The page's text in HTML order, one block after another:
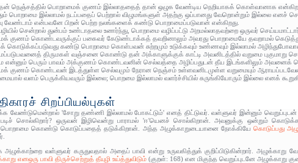
நெஞ்சத்தில் பொறாமைக் குணம் இல்லாததைத் தான் ஒழுக வேண்டிய நெறியாகக் கொள்வானாக
பொறாமை இல்லாமல் நடப்பதைப் பெற்றால் விழுமங்களுள் அதற்கு ஒப்பானது வேறொன்றும் இல்லை எனச்
வேண்டாம் என்பவனே பிறன் பெற்ற நலங்களைக் கண்டு பொறாமைப்படுவான் என்கிறது.
சென்றால் துன்பம் உண்டாதலை உணர்ந்து, பொறாமை வழிப்பட்டு அறமல்லாதவற்றை ஒருவர்
குணம் கொண்டவருக்குப் பகைவர் கேடுண்டாக்கத் தவறினாலும் அவரது பொறாமையே தவறாமல்
கொடுக்கப்படுவது கண்டு பொறாமை கொள்பவன் சுற்றமும் உடுக்கவும் உண்ணவும் இல்லாமல்
திருமகள் வஞ்சனை கொண்டு தன் அக்காளுக்குக் காட்டி அவனிடத்தில் வறுமை புகுமாறு
என்னும் பெரும் பாவம் அக்குணம் கொண்டவனின் செல்வத்தை அழிப்பதுடன் தீய இடங்களிலும் அவனைக்
குணம் கொண்டவன் இடத்துள்ள செல்வமும் நேரான நெஞ்சம் உள்ளவனிடமுள்ள வறுமையும்
வளம் பெருக்கியவரும் இல்லை; பொறமை இல்லாமல் வளர்ச்சியில் சுருங்கியோரும் இல்லை எனக்
சிறப்பியல்புகள்
வேண்டுமென்றால் 'சோறு தண்ணி இல்லாமல் போகட்டும்' எனத் திட்டுவர். வள்ளுவர் இன்னும் வெறுப்புடன்
இப்படிச் சொல்கிறார்? ஒருவன் இழிவென்று பாராமல் 'ஈ'யெனச் சொல்கிறான். அவனுக்கு ஒன்றும்
பொறாமை கொண்டு கொடுப்பதைத் தடுக்கிறான். அந்த அழுக்காறுடையானை நோக்கியேகொடுப்பது
வள்ளுவர் கருதுவதால் அதைப் பாவி என்று உருவகித்துக் குறிப்பிடுகின்றார். அழுக்காறு
எனஒரு பாவி திருச்செற்றுத் தீயுழி உய்த்துவிடும் (குறள்: 168) என மிகுந்த வெறுப்புடனே அழுக்காறு